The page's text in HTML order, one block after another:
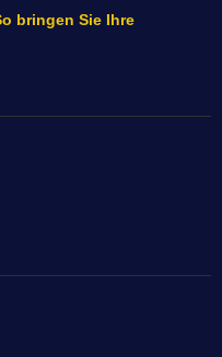
bringen Sie Ihre